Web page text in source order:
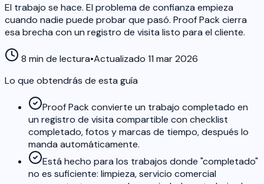
El trabajo se hace. El problema de confianza empieza
cuando nadie puede probar que pasó. Proof Pack cierra
esa brecha con un registro de visita listo para el cliente.
8 min de lectura•Actualizado 11 mar 2026
Lo que obtendrás de esta guía
Proof Pack convierte un trabajo completado en
un registro de visita compartible con checklist
completado, fotos y marcas de tiempo, después lo
manda automáticamente.
Está hecho para los trabajos donde "completado"
no es suficiente: limpieza, servicio comercial